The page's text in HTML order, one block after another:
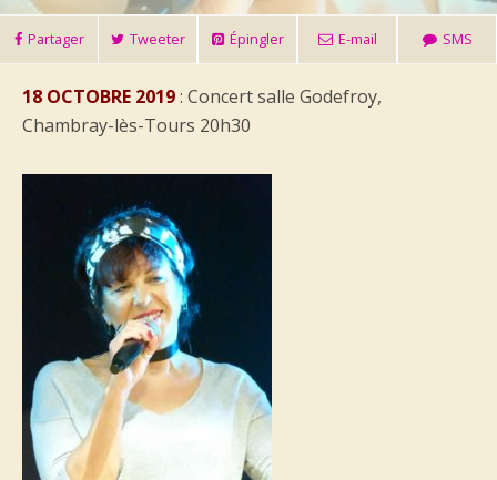
Partager Tweeter Épingler E-mail SMS
18 OCTOBRE 2019: Concert salle Godefroy,
Chambray-lès-Tours 20h30